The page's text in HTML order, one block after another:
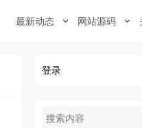
最新动态 网站源码
登录